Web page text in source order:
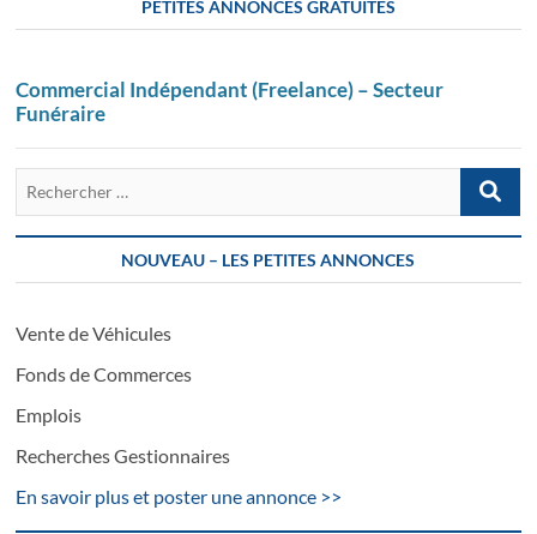
PETITES ANNONCES GRATUITES
Commercial Indépendant (Freelance) – Secteur
Funéraire
…
NOUVEAU – LES PETITES ANNONCES
Vente de Véhicules
Fonds de Commerces
Emplois
Recherches Gestionnaires
En savoir plus et poster une annonce >>